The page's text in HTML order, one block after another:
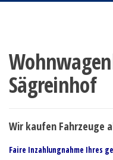
Sägreinhof
Wir kaufen Fahrzeuge
Faire Inzahlungnahme Ihres